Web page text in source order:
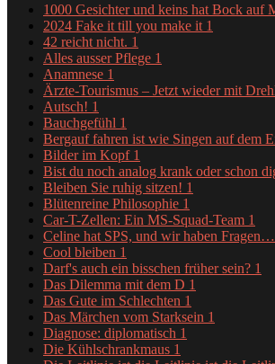
1000 Gesichter und keins hat Bock auf
2024 Fake it till you make it 1
42 reicht nicht. 1
Alles ausser Pflege 1
Anamnese 1
Ärzte-Tourismus – Jetzt wieder mit
Autsch! 1
Bauchgefühl 1
Bergauf fahren ist wie Singen auf dem
Bilder im Kopf 1
Bist du noch analog krank oder schon
Bleiben Sie ruhig sitzen! 1
Blütenreine Philosophie 1
Car-T-Zellen: Ein MS-Squad-Team 1
Celine hat SPS, und wir haben Fragen…
Cool bleiben 1
Darf's auch ein bisschen früher sein? 1
Das Dilemma mit dem D 1
Das Gute im Schlechten 1
Das Märchen vom Starksein 1
Diagnose: diplomatisch 1
Die Kühlschrankmaus 1